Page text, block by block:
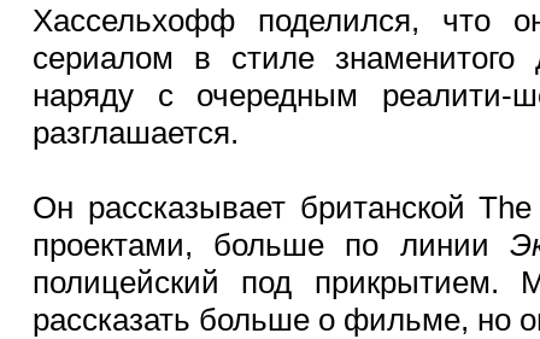
Хассельхофф поделился, что
сериалом в стиле знаменитого
наряду с очередным
разглашается.
Он рассказывает британской
проектами, больше по линии
полицейский под
рассказать больше о фильме, но